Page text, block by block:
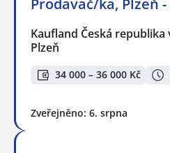
Prodavač/ka, Plzeň
Kaufland Česká republika
Plzeň
34 000 – 36 000 Kč
Zveřejněno: 6. srpna